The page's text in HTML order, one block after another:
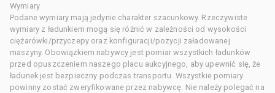
Wymiary
Podane wymiary mają jedynie charakter szacunkowy. Rzeczywiste
wymiary z ładunkiem mogą się różnić w zależności od wysokości
ciężarówki/przyczepy oraz konfiguracji/pozycji załadowanej
maszyny. Obowiązkiem nabywcy jest pomiar wszystkich ładunków
przed opuszczeniem naszego placu aukcyjnego, aby upewnić się, że
ładunek jest bezpieczny podczas transportu. Wszystkie pomiary
powinny zostać zweryfikowane przez nabywcę. Nie należy polegać na